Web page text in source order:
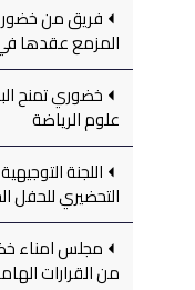
فريق من
المزمع عقدها
خضوري تمنح
علوم الرياضة
التحضيري للحفل
مجلس امناء
من القرارات